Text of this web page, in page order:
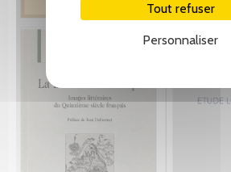
Tout refuser
Personnaliser